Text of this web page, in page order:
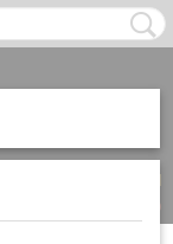
(0)